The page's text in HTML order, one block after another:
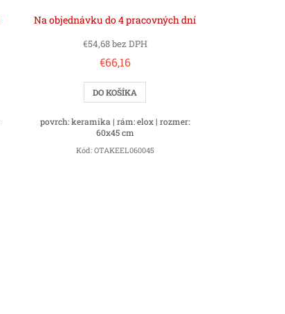
Na objednávku do 4 pracovných dní
€54,68 bez DPH
€66,16
DO KOŠÍKA
povrch: keramika | rám: elox | rozmer:
60x45 cm
Kód: OTAKEEL060045